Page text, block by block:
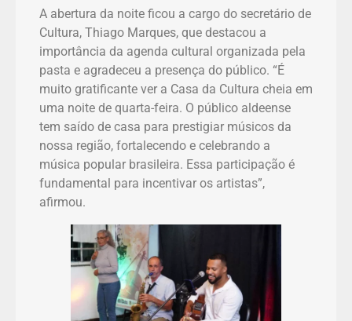
A abertura da noite ficou a cargo do secretário de
Cultura, Thiago Marques, que destacou a
importância da agenda cultural organizada pela
pasta e agradeceu a presença do público. “É
muito gratificante ver a Casa da Cultura cheia em
uma noite de quarta-feira. O público aldeense
tem saído de casa para prestigiar músicos da
nossa região, fortalecendo e celebrando a
música popular brasileira. Essa participação é
fundamental para incentivar os artistas”,
afirmou.